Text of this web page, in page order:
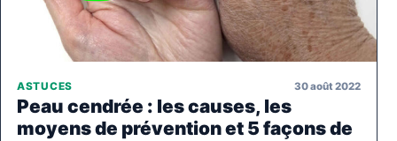
ASTUCES 30 août 2022
Peau cendrée : les causes, les
moyens de prévention et 5 façons de